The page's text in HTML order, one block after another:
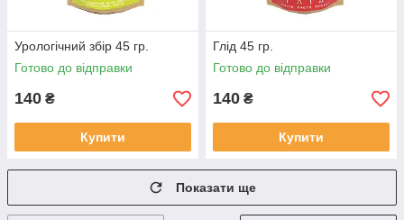
Урологічний збір 45 гр.
Готово до відправки
140 ₴
Купити
Глід 45 гр.
Готово до відправки
140 ₴
Купити
Показати ще